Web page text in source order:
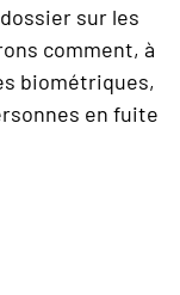
sur les
comment, à
biométriques,
en fuite